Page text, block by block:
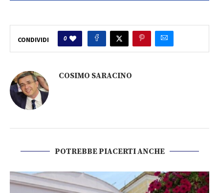
CONDIVIDI 0
COSIMO SARACINO
POTREBBE PIACERTI ANCHE